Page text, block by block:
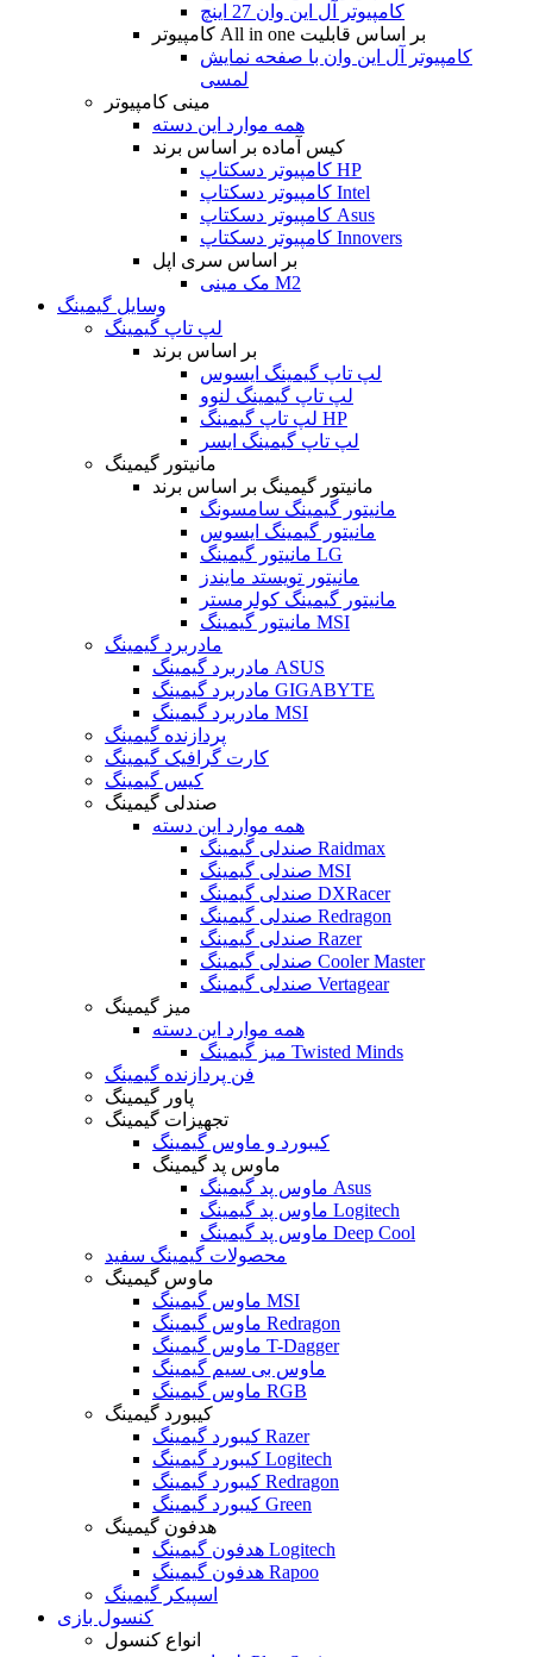
کامپیوتر آل این وان 27 اینچ
کامپیوتر All in one بر اساس قابلیت
کامپیوتر آل این وان با صفحه نمایش
لمسی
مینی کامپیوتر
همه موارد این دسته
کیس آماده بر اساس برند
کامپیوتر دسکتاپ HP
کامپیوتر دسکتاپ Intel
کامپیوتر دسکتاپ Asus
کامپیوتر دسکتاپ Innovers
بر اساس سری اپل
مک مینی M2
وسایل گیمینگ
لپ تاپ گیمینگ
بر اساس برند
لپ تاپ گیمینگ ایسوس
لپ تاپ گیمینگ لنوو
لپ تاپ گیمینگ HP
لپ تاپ گیمینگ ایسر
مانیتور گیمینگ
مانیتور گیمینگ بر اساس برند
مانیتور گیمینگ سامسونگ
مانیتور گیمینگ ایسوس
مانیتور گیمینگ LG
مانیتور تویستد مایندز
مانیتور گیمینگ کولرمستر
مانیتور گیمینگ MSI
مادربرد گیمینگ
مادربرد گیمینگ ASUS
مادربرد گیمینگ GIGABYTE
مادربرد گیمینگ MSI
پردازنده گیمینگ
کارت گرافیک گیمینگ
کیس گیمینگ
صندلی گیمینگ
همه موارد این دسته
صندلی گیمینگ Raidmax
صندلی گیمینگ MSI
صندلی گیمینگ DXRacer
صندلی گیمینگ Redragon
صندلی گیمینگ Razer
صندلی گیمینگ Cooler Master
صندلی گیمینگ Vertagear
میز گیمینگ
همه موارد این دسته
میز گیمینگ Twisted Minds
فن پردازنده گیمینگ
پاور گیمینگ
تجهیزات گیمینگ
کیبورد و ماوس گیمینگ
ماوس پد گیمینگ
ماوس پد گیمینگ Asus
ماوس پد گیمینگ Logitech
ماوس پد گیمینگ Deep Cool
محصولات گیمینگ سفید
ماوس گیمینگ
ماوس گیمینگ MSI
ماوس گیمینگ Redragon
ماوس گیمینگ T-Dagger
ماوس بی سیم گیمینگ
ماوس گیمینگ RGB
کیبورد گیمینگ
کیبورد گیمینگ Razer
کیبورد گیمینگ Logitech
کیبورد گیمینگ Redragon
کیبورد گیمینگ Green
هدفون گیمینگ
هدفون گیمینگ Logitech
هدفون گیمینگ Rapoo
اسپیکر گیمینگ
کنسول بازی
انواع کنسول